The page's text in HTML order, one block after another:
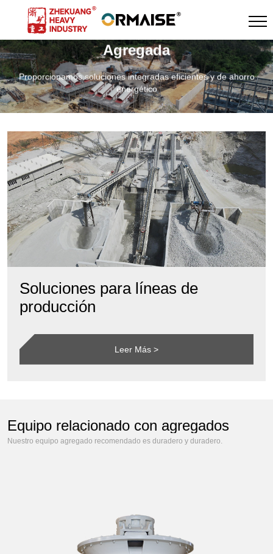
Agregada
Proporcionamos soluciones integradas eficientes y de ahorro
energético
Soluciones para líneas de
producción
Leer Más >
Equipo relacionado con agregados
Nuestro equipo agregado recomendado es duradero y duradero.